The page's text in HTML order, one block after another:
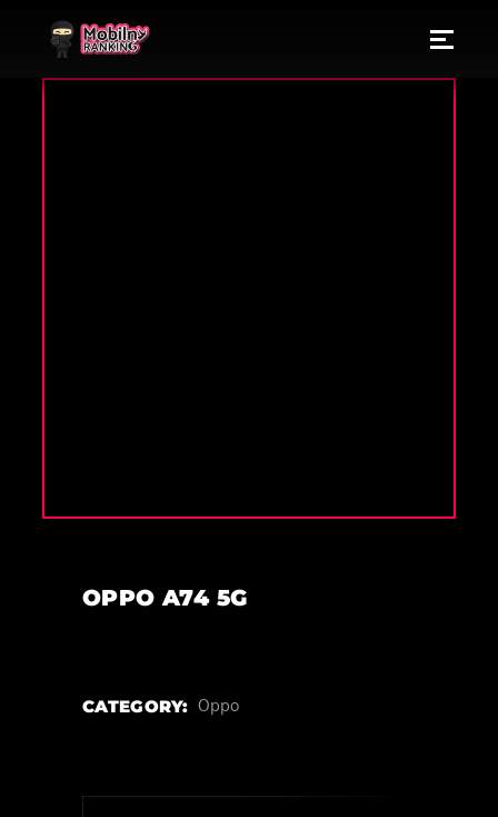
OPPO A74 5G
CATEGORY: Oppo